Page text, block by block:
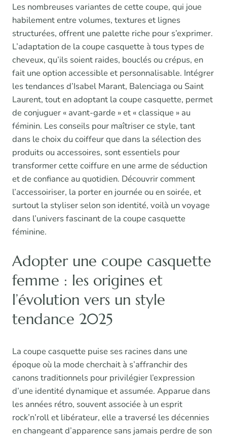
Les nombreuses variantes de cette coupe, qui joue
habilement entre volumes, textures et lignes
structurées, offrent une palette riche pour s’exprimer.
L’adaptation de la coupe casquette à tous types de
cheveux, qu’ils soient raides, bouclés ou crépus, en
fait une option accessible et personnalisable. Intégrer
les tendances d’Isabel Marant, Balenciaga ou Saint
Laurent, tout en adoptant la coupe casquette, permet
de conjuguer « avant-garde » et « classique » au
féminin. Les conseils pour maîtriser ce style, tant
dans le choix du coiffeur que dans la sélection des
produits ou accessoires, sont essentiels pour
transformer cette coiffure en une arme de séduction
et de confiance au quotidien. Découvrir comment
l’accessoiriser, la porter en journée ou en soirée, et
surtout la styliser selon son identité, voilà un voyage
dans l’univers fascinant de la coupe casquette
féminine.
Adopter une coupe casquette
femme : les origines et
l’évolution vers un style
tendance 2025
La coupe casquette puise ses racines dans une
époque où la mode cherchait à s’affranchir des
canons traditionnels pour privilégier l’expression
d’une identité dynamique et assumée. Apparue dans
les années rétro, souvent associée à un esprit
rock’n’roll et libérateur, elle a traversé les décennies
en changeant d’apparence sans jamais perdre de son